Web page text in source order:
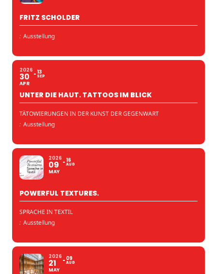
FRITZ SCHOLDER
: Ausstellung
2026
30
APR
13
SEP
UNTER DIE HAUT. TATTOOS IM BLICK
TÄTOWIERUNGEN IN DER KUNST DER GEGENWART
: Ausstellung
2026
09
MAY
16
AUG
POWERFUL TEXTURES.
SPRACHE IN TEXTIL
: Ausstellung
2026
21
MAY
09
AUG